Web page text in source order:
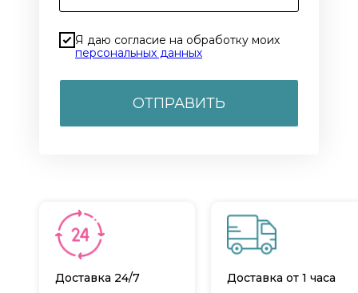
Я даю согласие на обработку моих
персональных данных
ОТПРАВИТЬ
Доставка 24/7 Доставка от 1 часа